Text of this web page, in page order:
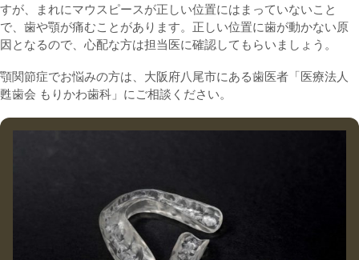
すが、まれにマウスピースが正しい位置にはまっていないこと
で、歯や顎が痛むことがあります。正しい位置に歯が動かない原
因となるので、心配な方は担当医に確認してもらいましょう。
顎関節症でお悩みの方は、大阪府八尾市にある歯医者「医療法人
甦歯会 もりかわ歯科」にご相談ください。